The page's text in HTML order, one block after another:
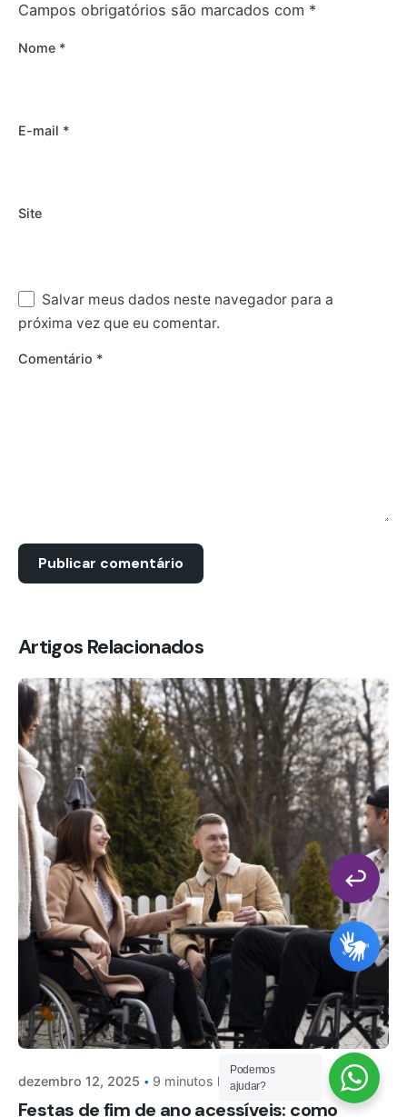
Campos obrigatórios são marcados com *
Nome *
E-mail *
Site
Salvar meus dados neste navegador para a
próxima vez que eu comentar.
Comentário *
Artigos Relacionados
dezembro 12, 2025 9 minutos leitura
Festas de fim de ano acessíveis: como
Podemos
ajudar?